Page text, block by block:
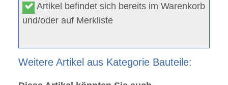
Artikel befindet sich bereits im Warenkorb
und/oder auf Merkliste
Weitere Artikel aus Kategorie Bauteile: